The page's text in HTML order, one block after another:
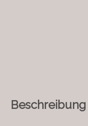
Beschreibung